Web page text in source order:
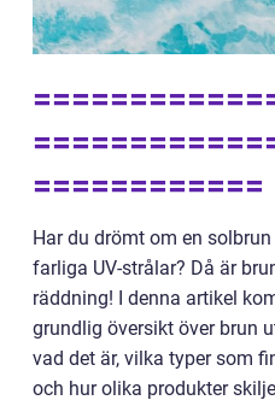
============
Har du drömt om en
farliga UV-strålar? Då är
räddning! I denna artikel
grundlig översikt över brun
vad det är, vilka typer som
och hur olika produkter